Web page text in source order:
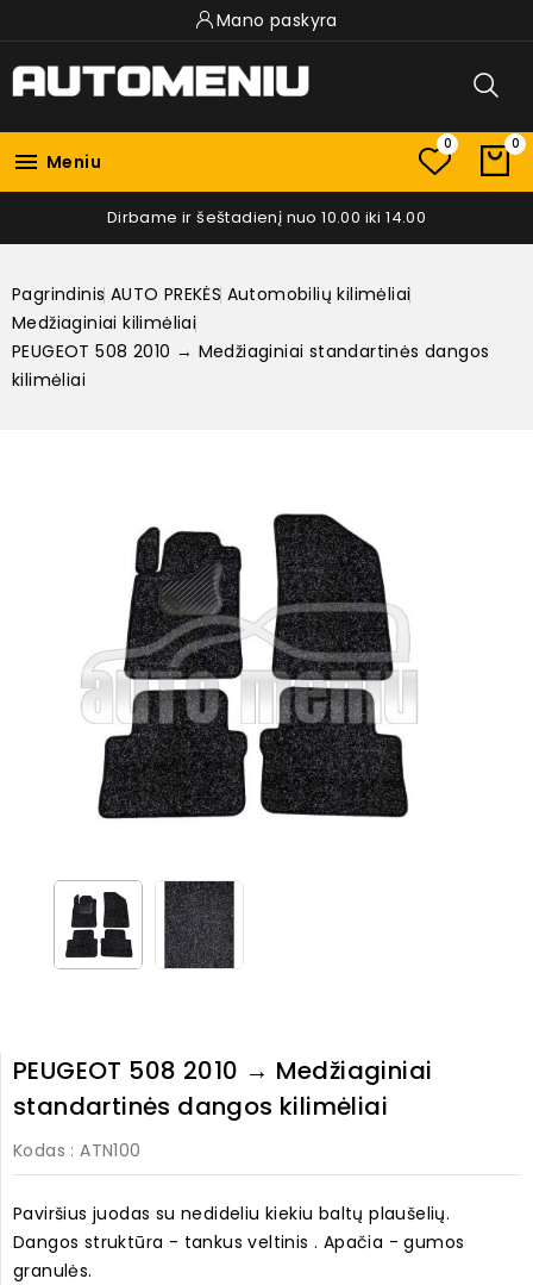
Mano paskyra
 Meniu
0 0
Dirbame ir šeštadienį nuo 10.00 iki 14.00
Pagrindinis AUTO PREKĖS Automobilių kilimėliai
Medžiaginiai kilimėliai
PEUGEOT 508 2010 → Medžiaginiai standartinės dangos
kilimėliai
PEUGEOT 508 2010 → Medžiaginiai
standartinės dangos kilimėliai
Kodas : ATN100
Paviršius juodas su nedideliu kiekiu baltų plaušelių.
Dangos struktūra - tankus veltinis . Apačia - gumos
granulės.